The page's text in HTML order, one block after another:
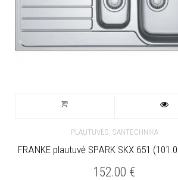
PLAUTUVĖS, SANTECHNIKA
FRANKE plautuvė SPARK SKX 651
152.00 €